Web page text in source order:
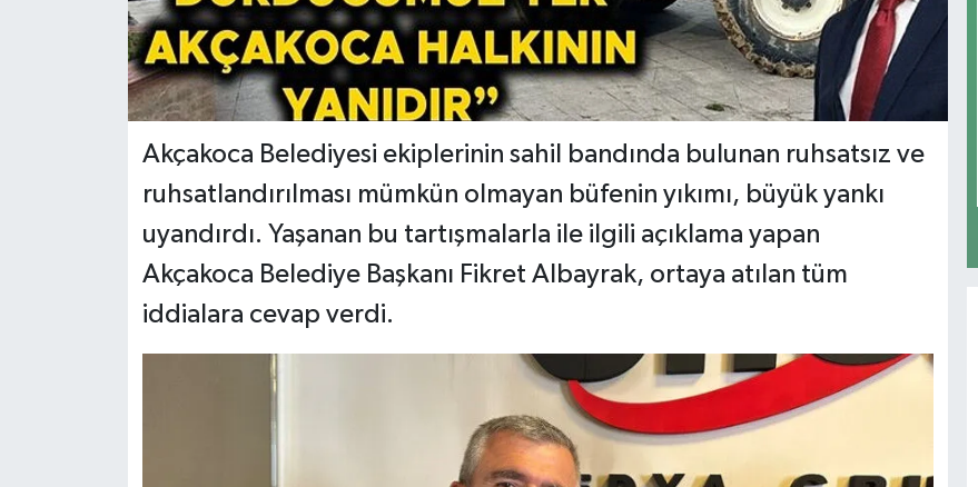
Akçakoca Belediyesi ekiplerinin sahil bandında bulunan ruhsatsız ve
ruhsatlandırılması mümkün olmayan büfenin yıkımı, büyük yankı
uyandırdı. Yaşanan bu tartışmalarla ile ilgili açıklama yapan
Akçakoca Belediye Başkanı Fikret Albayrak, ortaya atılan tüm
iddialara cevap verdi.